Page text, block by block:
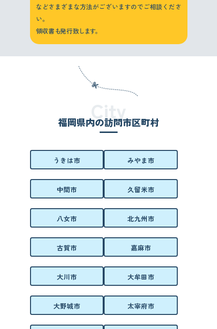
などさまざまな方法がございますのでご相談くださ
い。
領収書も発行致します。
福岡県内の訪問市区町村
うきは市 みやま市
中間市 久留米市
八女市 北九州市
古賀市 嘉麻市
大川市 大牟田市
大野城市 太宰府市